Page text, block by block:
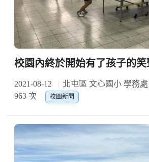
校園內終於開始有了孩子的笑
2021-08-12 北屯區 文心國小 學務
963 次
校園新聞